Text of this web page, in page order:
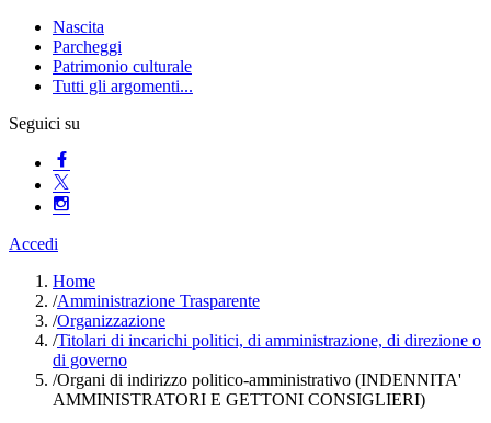
Nascita
Parcheggi
Patrimonio culturale
Tutti gli argomenti...
Seguici su
Accedi
Home
/Amministrazione Trasparente
/Organizzazione
/Titolari di incarichi politici, di amministrazione, di direzione o
di governo
/Organi di indirizzo politico-amministrativo (INDENNITA'
AMMINISTRATORI E GETTONI CONSIGLIERI)